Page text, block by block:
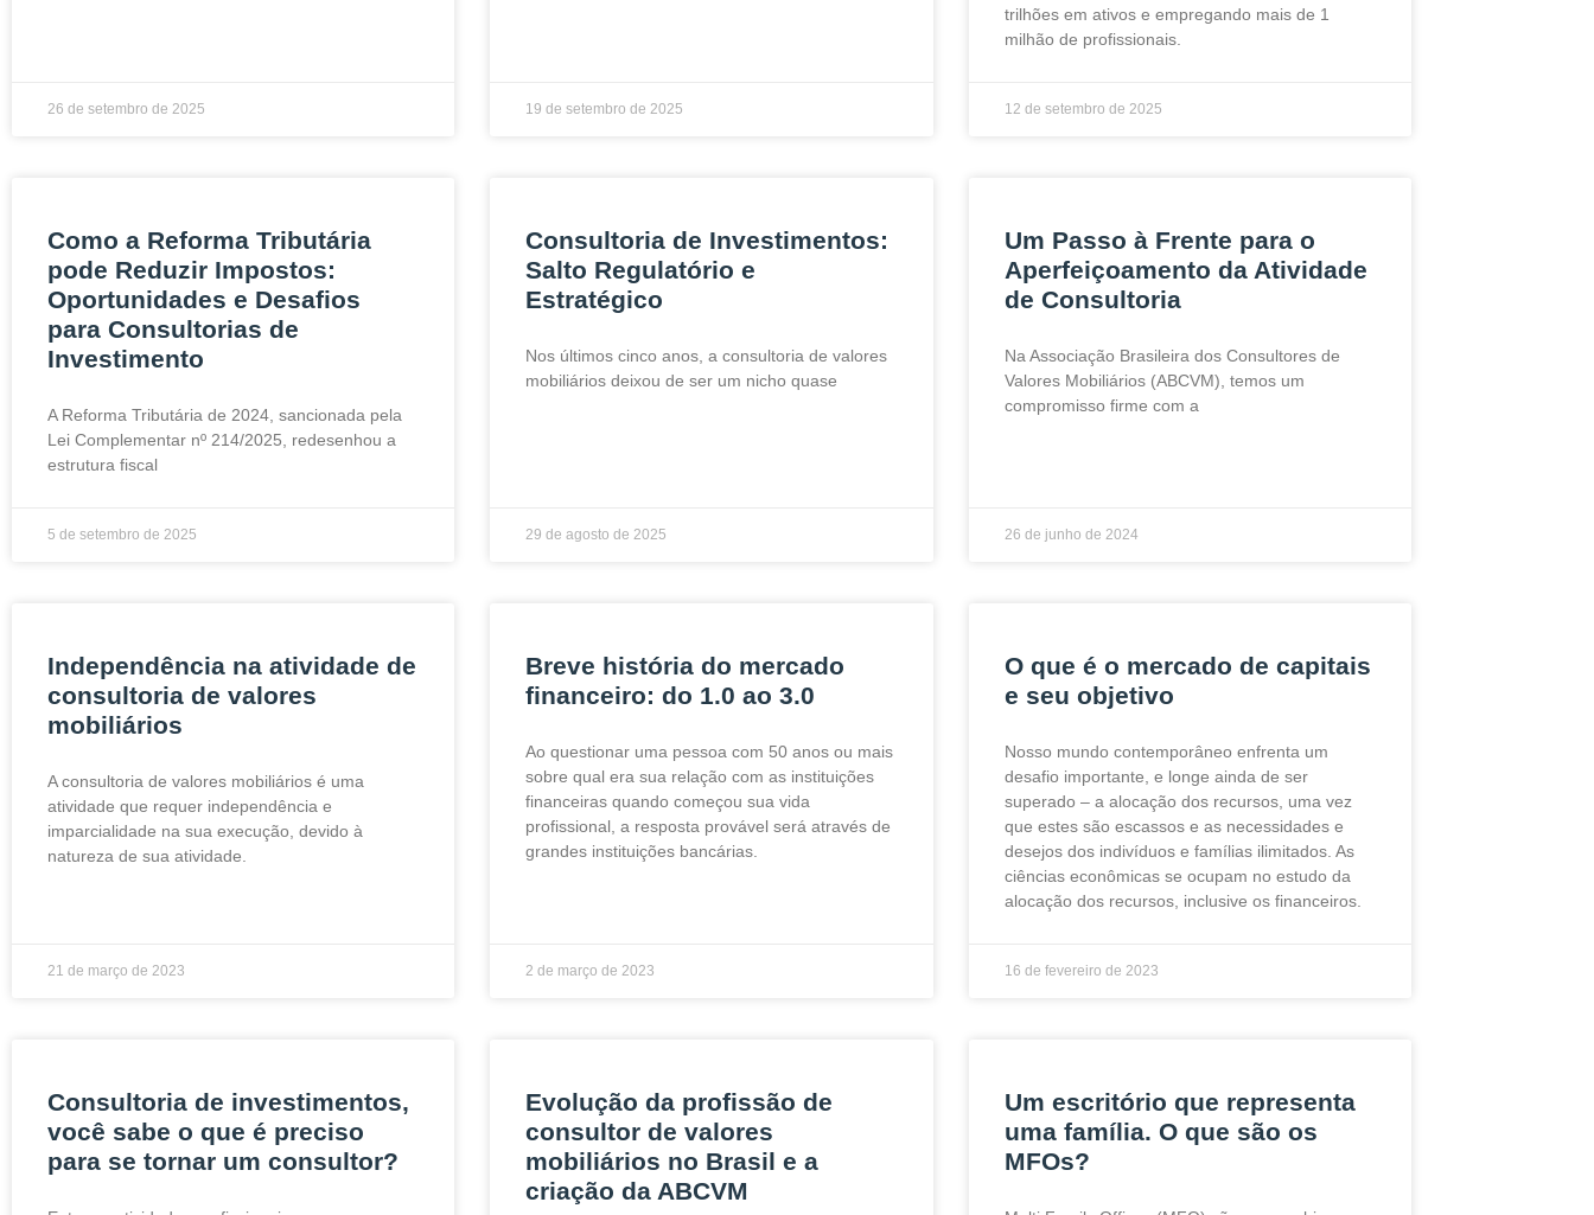
26 de setembro de 2025 19 de setembro de 2025
trilhões em ativos e empregando mais de 1
milhão de profissionais.
12 de setembro de 2025
Como a Reforma Tributária
pode Reduzir Impostos:
Oportunidades e Desafios
para Consultorias de
Investimento
A Reforma Tributária de 2024, sancionada pela
Lei Complementar nº 214/2025, redesenhou a
estrutura fiscal
5 de setembro de 2025
Consultoria de Investimentos:
Salto Regulatório e
Estratégico
Nos últimos cinco anos, a consultoria de valores
mobiliários deixou de ser um nicho quase
29 de agosto de 2025
Um Passo à Frente para o
Aperfeiçoamento da Atividade
de Consultoria
Na Associação Brasileira dos Consultores de
Valores Mobiliários (ABCVM), temos um
compromisso firme com a
26 de junho de 2024
Independência na atividade de
consultoria de valores
mobiliários
A consultoria de valores mobiliários é uma
atividade que requer independência e
imparcialidade na sua execução, devido à
natureza de sua atividade.
21 de março de 2023
Breve história do mercado
financeiro: do 1.0 ao 3.0
Ao questionar uma pessoa com 50 anos ou mais
sobre qual era sua relação com as instituições
financeiras quando começou sua vida
profissional, a resposta provável será através de
grandes instituições bancárias.
2 de março de 2023
O que é o mercado de capitais
e seu objetivo
Nosso mundo contemporâneo enfrenta um
desafio importante, e longe ainda de ser
superado – a alocação dos recursos, uma vez
que estes são escassos e as necessidades e
desejos dos indivíduos e famílias ilimitados. As
ciências econômicas se ocupam no estudo da
alocação dos recursos, inclusive os financeiros.
16 de fevereiro de 2023
Consultoria de investimentos,
você sabe o que é preciso
para se tornar um consultor?
Evolução da profissão de
consultor de valores
mobiliários no Brasil e a
criação da ABCVM
Um escritório que representa
uma família. O que são os
MFOs?